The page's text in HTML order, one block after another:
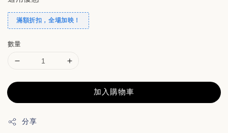
滿額折扣，全場加映！
數量
加入購物車
分享